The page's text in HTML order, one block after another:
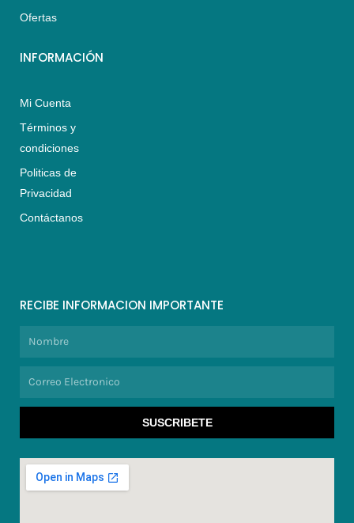
Ofertas
INFORMACIÓN
Mi Cuenta
Términos y
condiciones
Politicas de
Privacidad
Contáctanos
RECIBE INFORMACION IMPORTANTE
SUSCRIBETE